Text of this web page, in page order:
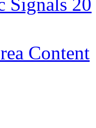
Signals 20
Content